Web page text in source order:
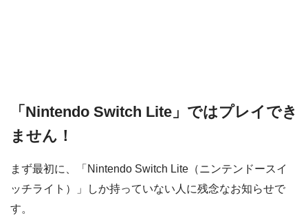
「Nintendo Switch Lite」ではプレイでき
ません！
まず最初に、「Nintendo Switch Lite（ニンテンドースイ
ッチライト）」しか持っていない人に残念なお知らせで
す。